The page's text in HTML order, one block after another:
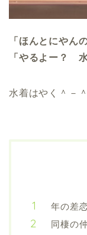
「ほんとにやん
「やるよー？
水着はやく＾－＾
年の差
同棲の